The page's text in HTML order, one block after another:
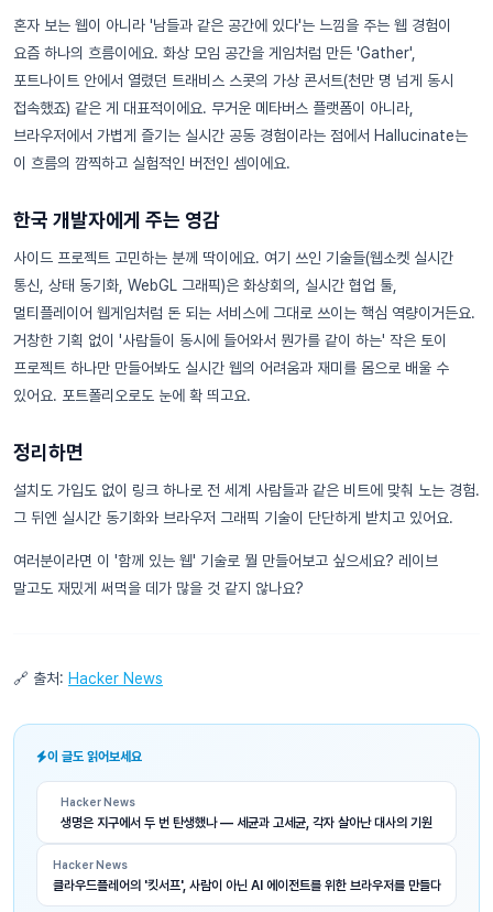
혼자 보는 웹이 아니라 '남들과 같은 공간에 있다'는 느낌을 주는 웹 경험이
요즘 하나의 흐름이에요. 화상 모임 공간을 게임처럼 만든 'Gather',
포트나이트 안에서 열렸던 트래비스 스콧의 가상 콘서트(천만 명 넘게 동시
접속했죠) 같은 게 대표적이에요. 무거운 메타버스 플랫폼이 아니라,
브라우저에서 가볍게 즐기는 실시간 공동 경험이라는 점에서 Hallucinate는
이 흐름의 깜찍하고 실험적인 버전인 셈이에요.
한국 개발자에게 주는 영감
사이드 프로젝트 고민하는 분께 딱이에요. 여기 쓰인 기술들(웹소켓 실시간
통신, 상태 동기화, WebGL 그래픽)은 화상회의, 실시간 협업 툴,
멀티플레이어 웹게임처럼 돈 되는 서비스에 그대로 쓰이는 핵심 역량이거든요.
거창한 기획 없이 '사람들이 동시에 들어와서 뭔가를 같이 하는' 작은 토이
프로젝트 하나만 만들어봐도 실시간 웹의 어려움과 재미를 몸으로 배울 수
있어요. 포트폴리오로도 눈에 확 띄고요.
정리하면
설치도 가입도 없이 링크 하나로 전 세계 사람들과 같은 비트에 맞춰 노는 경험.
그 뒤엔 실시간 동기화와 브라우저 그래픽 기술이 단단하게 받치고 있어요.
여러분이라면 이 '함께 있는 웹' 기술로 뭘 만들어보고 싶으세요? 레이브
말고도 재밌게 써먹을 데가 많을 것 같지 않나요?
🔗 출처: Hacker News
이 글도 읽어보세요
Hacker News
생명은 지구에서 두 번 탄생했나 — 세균과 고세균, 각자 살아난 대사의 기원
Hacker News
클라우드플레어의 '킷서프', 사람이 아닌 AI 에이전트를 위한 브라우저를 만들다